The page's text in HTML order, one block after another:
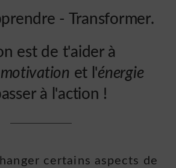
- Transformer.
est de t'aider à
motivation et l'énergie
à l'action !
certains aspects de